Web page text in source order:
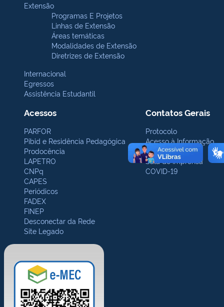
Extensão
Programas E Projetos
Linhas de Extensão
Áreas temáticas
Modalidades de Extensão
Diretrizes de Extensão
Internacional
Egressos
Assistência Estudantil
Acessos
PARFOR
Pibid e Residência Pedagógica
Prodocência
LAPETRO
CNPq
CAPES
Periódicos
FADEX
FINEP
Desconectar da Rede
Site Legado
Contatos Gerais
Protocolo
Acesso à Informação
Ouvidoria
Sala de Imprensa
COVID-19